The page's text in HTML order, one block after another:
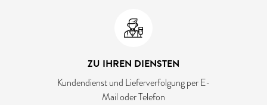
ZU IHREN DIENSTEN
Kundendienst und Lieferverfolgung per E-
Mail oder Telefon